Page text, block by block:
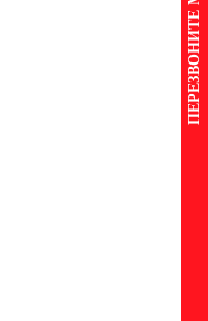
ПЕРЕЗВОНИТЕ МНЕ